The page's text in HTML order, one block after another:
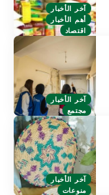
آخر الأخبار
أهم الأخبار
اقتصاد
آخر الأخبار
مجتمع
آخر الأخبار
منوعات